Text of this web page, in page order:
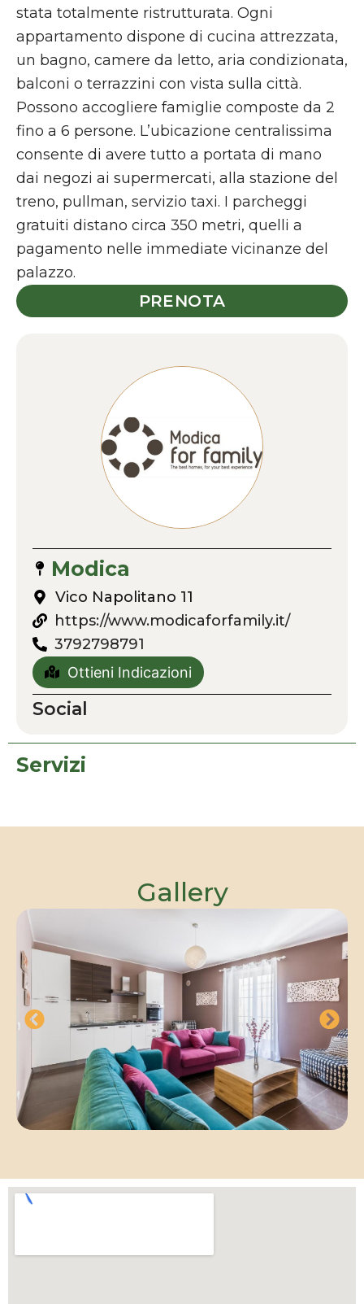
stata totalmente ristrutturata. Ogni
appartamento dispone di cucina attrezzata,
un bagno, camere da letto, aria condizionata,
balconi o terrazzini con vista sulla città.
Possono accogliere famiglie composte da 2
fino a 6 persone. L’ubicazione centralissima
consente di avere tutto a portata di mano
dai negozi ai supermercati, alla stazione del
treno, pullman, servizio taxi. I parcheggi
gratuiti distano circa 350 metri, quelli a
pagamento nelle immediate vicinanze del
palazzo.
PRENOTA
Modica
Vico Napolitano 11
https://www.modicaforfamily.it/
3792798791
Ottieni Indicazioni
Social
Servizi
Gallery